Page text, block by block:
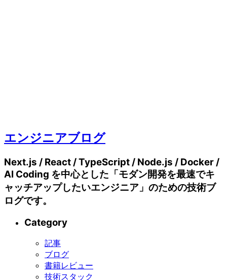
エンジニアブログ
Next.js / React / TypeScript / Node.js / Docker /
AI Coding を中心とした「モダン開発を最速でキ
ャッチアップしたいエンジニア」のための技術ブ
ログです。
Category
記事
ブログ
書籍レビュー
技術スタック